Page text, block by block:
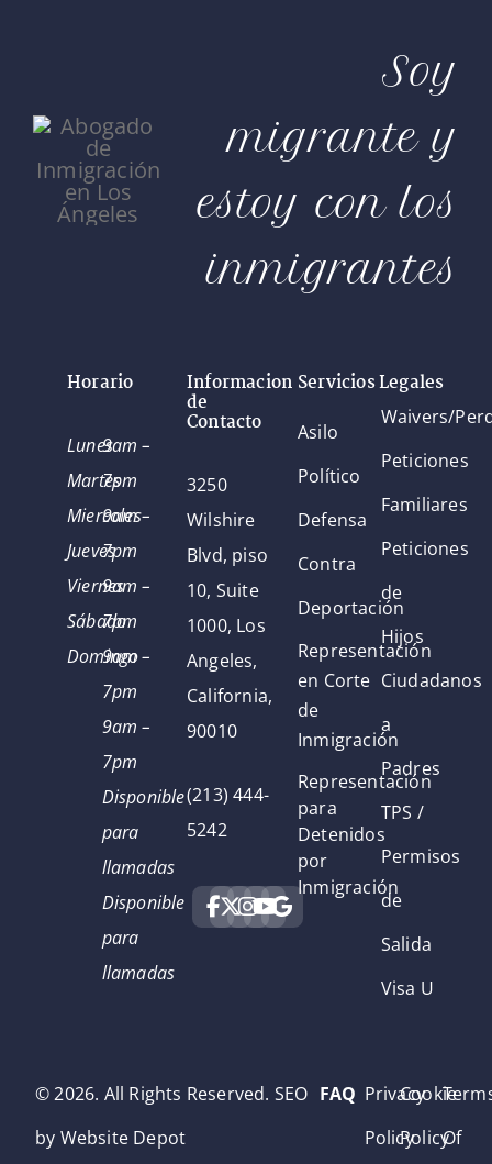
Soy
migrante y
estoy con los
inmigrantes
Horario
Lunes
Martes
Miercoles
Jueves
Viernes
Sábado
Domingo
9am –
7pm
9am –
7pm
9am –
7pm
9am –
7pm
9am –
7pm
Disponible
para
llamadas
Disponible
para
llamadas
Informacion
de
Contacto
3250
Wilshire
Blvd, piso
10, Suite
1000, Los
Angeles,
California,
90010
(213) 444-
5242
Servicios Legales
Asilo
Político
Defensa
Contra
Deportación
Representación
en Corte
de
Inmigración
Representación
para
Detenidos
por
Inmigración
Waivers/
Peticiones
Familiares
Peticiones
de
Hijos
Ciudadanos
a
Padres
TPS /
Permisos
de
Salida
Visa U
© 2026. All Rights Reserved. SEO
by Website Depot
FAQ Privacy
Policy
Cookie
PolicyOf